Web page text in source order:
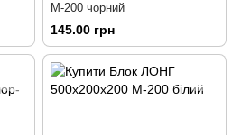
М-200 чорний
145.00 грн